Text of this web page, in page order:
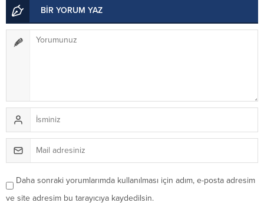
BİR YORUM YAZ
Daha sonraki yorumlarımda kullanılması için adım, e-posta adresim
ve site adresim bu tarayıcıya kaydedilsin.